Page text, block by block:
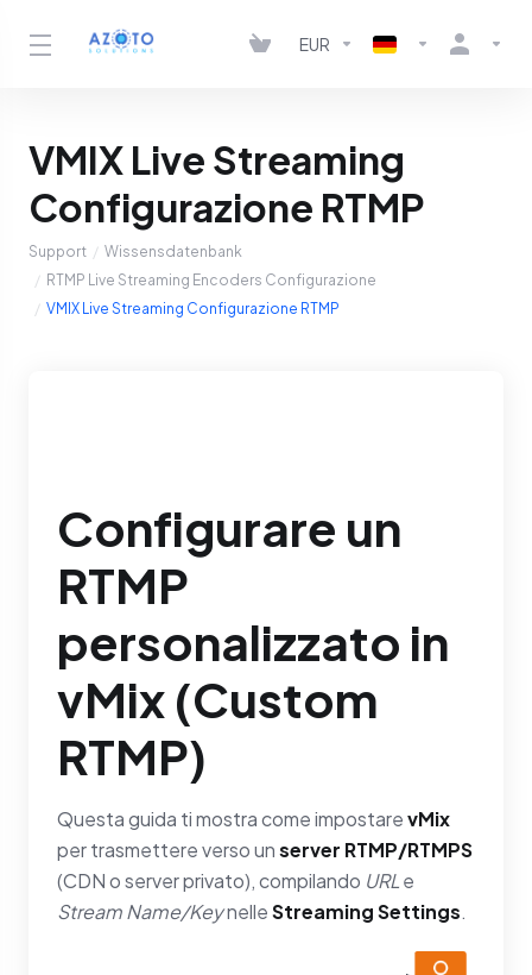
EUR
VMIX Live Streaming
Configurazione RTMP
Support
Wissensdatenbank
RTMP Live Streaming Encoders Configurazione
VMIX Live Streaming Configurazione RTMP
Configurare un
RTMP
personalizzato in
vMix (Custom
RTMP)
Questa guida ti mostra come impostarevMix
per trasmettere verso unserver RTMP/RTMPS
(CDN o server privato), compilando URLe
Stream Name/KeynelleStreaming Settings.